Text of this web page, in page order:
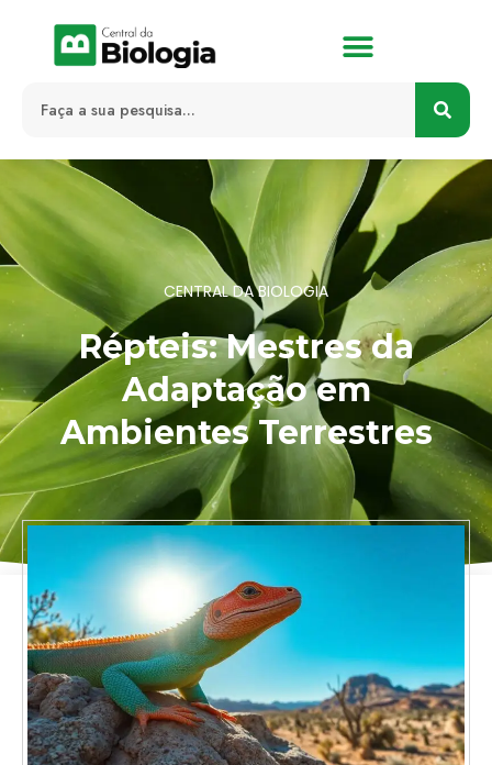
CENTRAL DA BIOLOGIA
Répteis: Mestres da
Adaptação em
Ambientes Terrestres